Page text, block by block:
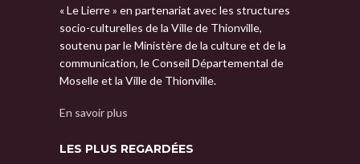
« Le Lierre » en partenariat avec les structures
socio-culturelles de la Ville de Thionville,
soutenu par le Ministère de la culture et de la
communication, le Conseil Départemental de
Moselle et la Ville de Thionville.
En savoir plus
LES PLUS REGARDÉES